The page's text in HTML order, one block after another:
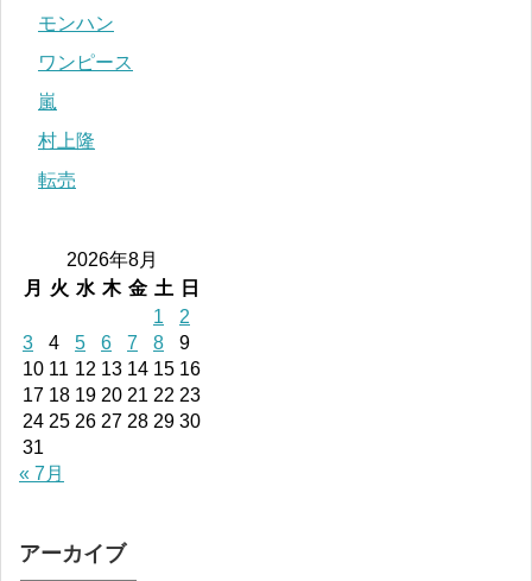
モンハン
ワンピース
嵐
村上隆
転売
2026年8月
月
火 水 木 金 土
日
1
2
3
4 5 6 7 8
9
10 11 12 13 14 15 16
17 18 19 20 21 22 23
24 25 26 27 28 29 30
31
« 7月
アーカイブ